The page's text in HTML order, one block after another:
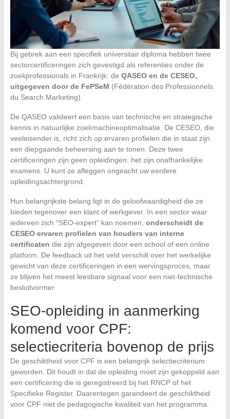
Bij gebrek aan een specifiek universitair diploma hebben twee
sectorcertificeringen zich gevestigd als referenties onder de
zoekprofessionals in Frankrijk: de QASEO en de CESEO,
uitgegeven door de FePSeM (Fédération des Professionnels
du Search Marketing).
De QASEO valideert een basis van technische en strategische
kennis in natuurlijke zoekmachineoptimalisatie. De CESEO, die
veeleisender is, richt zich op ervaren profielen die in staat zijn
een diepgaande beheersing aan te tonen. Deze twee
certificeringen zijn geen opleidingen: het zijn onafhankelijke
examens. U kunt ze afleggen ongeacht uw eerdere
opleidingsachtergrond.
Hun belangrijkste belang ligt in de geloofwaardigheid die ze
bieden tegenover een klant of werkgever. In een sector waar
iedereen zich “SEO-expert” kan noemen, onderscheidt de
CESEO ervaren profielen van houders van interne
certificaten die zijn afgegeven door een school of een online
platform. De feedback uit het veld verschilt over het werkelijke
gewicht van deze certificeringen in een wervingsproces, maar
ze blijven het meest leesbare signaal voor een niet-technische
besluitvormer.
SEO-opleiding in aanmerking
komend voor CPF:
selectiecriteria bovenop de prijs
De geschiktheid voor CPF is een belangrijk selectiecriterium
geworden. Dit houdt in dat de opleiding moet zijn gekoppeld aan
een certificering die is geregistreerd bij het RNCP of het
Specifieke Register. Daarentegen garandeert de geschiktheid
voor CPF niet de pedagogische kwaliteit van het programma.